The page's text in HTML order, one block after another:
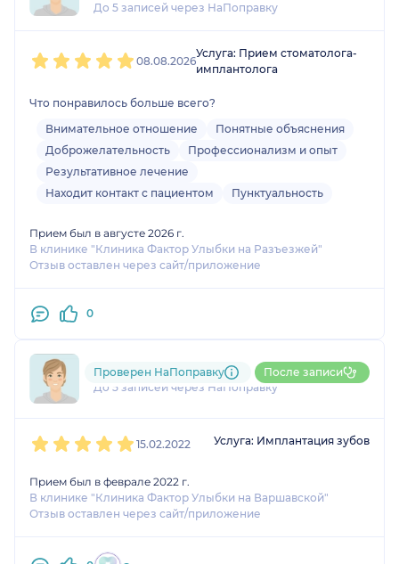
До 5 записей через НаПоправку
08.08.2026
Услуга: Прием стоматолога-
имплантолога
Что понравилось больше всего?
Внимательное отношение
Понятные объяснения
Доброжелательность
Профессионализм и опыт
Результативное лечение
Находит контакт с пациентом
Пунктуальность
Прием был в августе 2026 г.
В клинике "Клиника Фактор Улыбки на Разъезжей"
Отзыв оставлен через сайт/приложение
0
795....@....ru
До 5 записей через НаПоправку
Проверен НаПоправку После записи
15.02.2022 Услуга: Имплантация зубов
Прием был в феврале 2022 г.
В клинике "Клиника Фактор Улыбки на Варшавской"
Отзыв оставлен через сайт/приложение